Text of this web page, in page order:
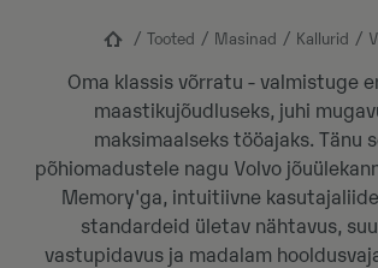
Tooted Masinad Kallurid
Oma klassis võrratu - valmistuge
maastikujõudluseks, juhi
maksimaalseks tööajaks. Tänu
põhiomadustele nagu Volvo
Memory'ga, intuitiivne
standardeid ületav nähtavus,
vastupidavus ja madalam